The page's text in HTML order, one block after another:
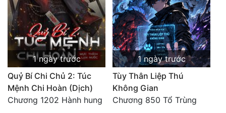
1 ngày trước
Quỷ Bí Chi Chủ 2: Túc
Mệnh Chi Hoàn (Dịch)
Chương 1202 Hành hung
1 ngày trước
Tùy Thân Liệp Thú
Không Gian
Chương 850 Tổ Trùng